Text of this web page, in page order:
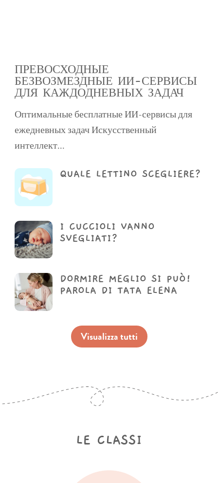
ПРЕВОСХОДНЫЕ
БЕЗВОЗМЕЗДНЫЕ ИИ-СЕРВИСЫ
ДЛЯ КАЖДОДНЕВНЫХ ЗАДАЧ
Оптимальные бесплатные ИИ-сервисы для
ежедневных задач Искусственный
интеллект...
QUALE LETTINO SCEGLIERE?
I CUCCIOLI VANNO
SVEGLIATI?
DORMIRE MEGLIO SI PUÒ!
PAROLA DI TATA ELENA
Visualizza tutti
LE CLASSI